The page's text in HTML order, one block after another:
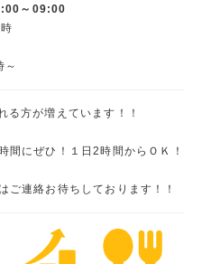
～09:00
～
る方が増えています！！
間にぜひ！１日2時間からＯＫ！
ご連絡お待ちしております！！